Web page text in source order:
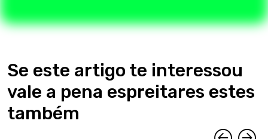
Se este artigo te interessou
vale a pena espreitares estes
também